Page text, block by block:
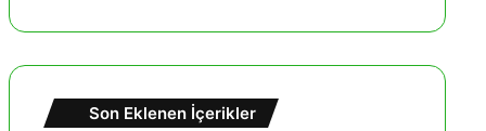
Son Eklenen İçerikler